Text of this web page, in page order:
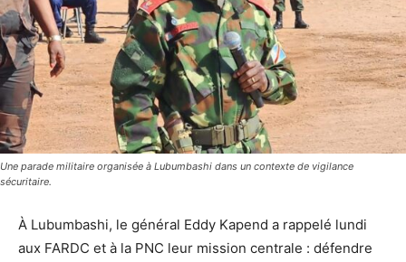
Une parade militaire organisée à Lubumbashi dans un contexte de vigilance
sécuritaire.
À Lubumbashi, le général Eddy Kapend a rappelé lundi
aux FARDC et à la PNC leur mission centrale : défendre